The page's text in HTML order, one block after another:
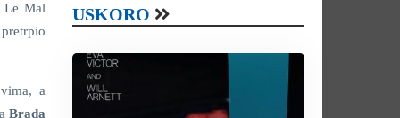
Le Mal
a
Brada
USKORO